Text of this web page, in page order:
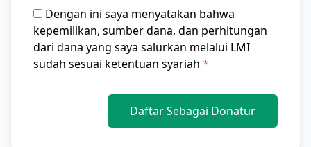
Dengan ini saya menyatakan bahwa
kepemilikan, sumber dana, dan perhitungan
dari dana yang saya salurkan melalui LMI
sudah sesuai ketentuan syariah *
Daftar Sebagai Donatur